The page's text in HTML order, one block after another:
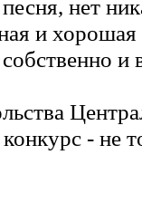
нет
и
и
- не